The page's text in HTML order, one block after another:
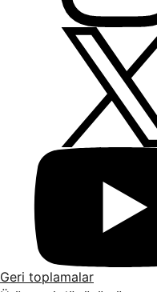
Geri toplamalar